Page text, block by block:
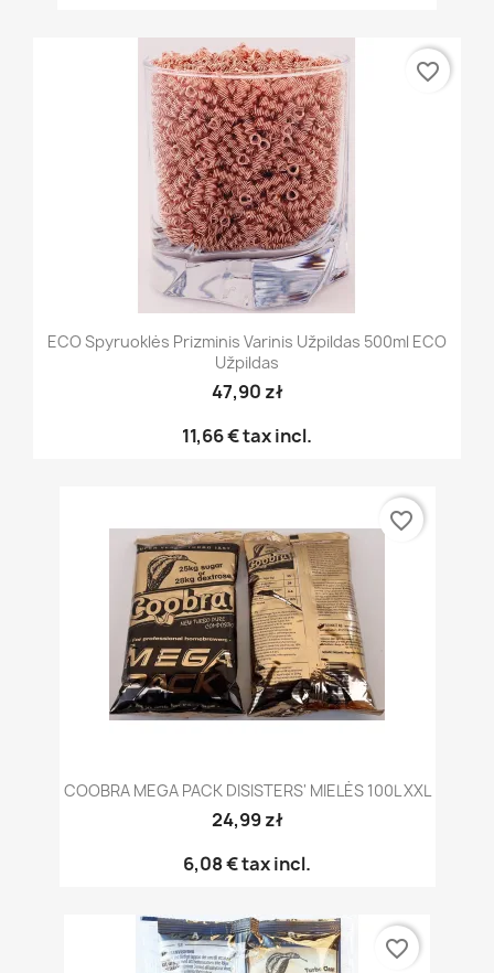
ECO Spyruoklės Prizminis Varinis Užpildas 500ml ECO
Užpildas
47,90 zł
11,66 €tax incl.
favorite_border
COOBRA MEGA PACK DISISTERS' MIELĖS 100L XXL
24,99 zł
6,08 €tax incl.
favorite_border
favorite_border